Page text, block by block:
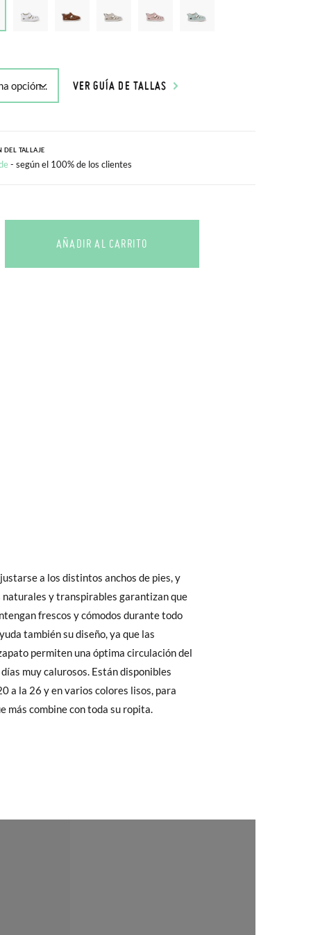
VER GUÍA DE TALLAS
DEL TALLAJE
- según el 100% de los clientes
AÑADIR AL CARRITO
más combine con toda su ropita.
son GRATIS y puedes realizarlos
acelerar el envío, puedes por muy
El precio final será el de los zapatos que
& Devolucionesde nuestra web
de todo: te mandaremos otra
24
15,8 16,5 17,0